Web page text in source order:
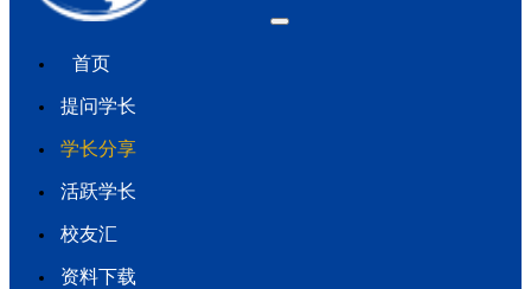
首页
提问学长
学长分享
活跃学长
校友汇
资料下载